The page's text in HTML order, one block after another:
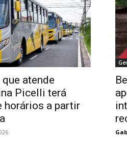
atende
Picelli terá
horários a partir